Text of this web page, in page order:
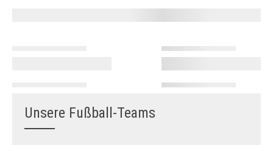
Unsere Fußball-Teams